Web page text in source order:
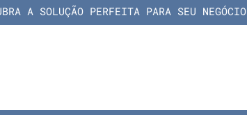
A SOLUÇÃO PERFEITA PARA SEU NEGÓCIO